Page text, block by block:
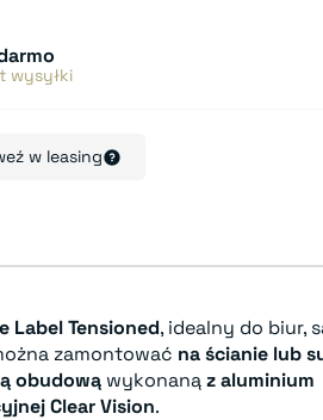
wysyłki
w leasing
Label Tensioned, idealny do biur,
zamontować na ścianie lub
obudową wykonanąz aluminium
Clear Vision.